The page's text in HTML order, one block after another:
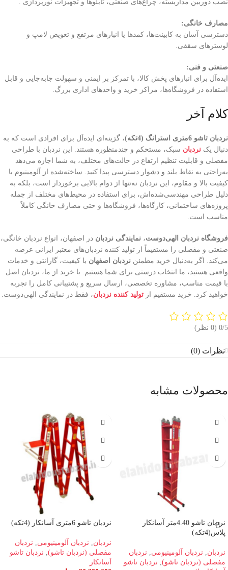
نصب دوربین مداربسته، چراغ‌های صنعتی، تابلوها و تجهیزات نورپردازی .
مصارف خانگی:
دسترسی آسان به کابینت‌ها، کمدها یا انبارهای مرتفع و تعویض لامپ و
لوسترهای سقفی.
صنعتی و فنی:
ایده‌آل برای انبارهای پخش کالا، با تمرکز بر ایمنی و سهولت جابه‌جایی و قابل
استفاده در فروشگاه‌ها، مراکز خرید و واحدهای اداری بزرگ.
کلام آخر
نردبان تاشو 6متری استرانگ (4تکه)
، گزینه‌ای ایده‌آل برای افرادی است که به
دنبال یک نردبان سبک، مستحکم و چندمنظوره هستند. این نردبان با طراحی
مفصلی و قابلیت تنظیم ارتفاع در حالت‌های مختلف، به شما اجازه می‌دهد
به‌راحتی به نقاط بلند و دشوار دسترسی پیدا کنید. ساخته‌شده از آلومینیوم با
کیفیت بالا و مقاوم، این نردبان نه‌تنها از دوام بالایی برخوردار است، بلکه به
دلیل طراحی مهندسی‌شده‌اش، برای استفاده در محیط‌های مختلف از جمله
پروژه‌های ساختمانی، کارگاه‌ها، فروشگاه‌ها و حتی مصارف خانگی کاملاً
مناسب است.
فروشگاه نردبان الهی‌دوست، نمایندگی نردبان در اصفهان، انواع نردبان خانگی،
صنعتی و مفصلی را مستقیماً از تولید کننده نردبان‌های معتبر ایرانی عرضه
می‌کند. اگر به‌دنبال خرید مطمئن نردبان اصفهان با کیفیت، گارانتی و خدمات
واقعی هستید، ما انتخاب درستی برای شما هستیم. با خرید از ما، نردبان اصل
با قیمت مناسب، مشاوره تخصصی، ارسال سریع و پشتیبانی کامل را تجربه
خواهید کرد. خرید مستقیم از تولید کننده نردبان، فقط در نمایندگی الهی‌دوست.
‫0/5 ‫(0 نظر)
نظرات (0)
محصولات مشابه
نردبان تاشو 4.40متر آسانکار
پلاس(4تکه)
نردبان, نردبان آلومینیومی, نردبان
مفصلی (نردبان تاشو), نردبان تاشو
نردبان تاشو 6متری آسانکار (4تکه)
نردبان, نردبان آلومینیومی, نردبان
مفصلی (نردبان تاشو), نردبان تاشو
آسانکار